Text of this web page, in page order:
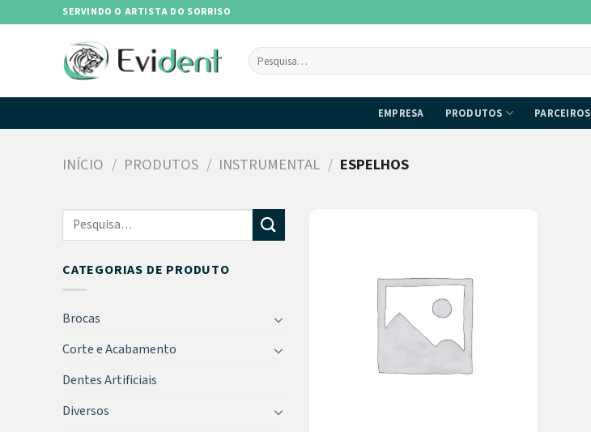
to
SERVINDO O ARTISTA DO SORRISO
Pesquisar
por:
EMPRESA PRODUTOS PARCEIROS
INÍCIO / PRODUTOS / INSTRUMENTAL / ESPELHOS
Pesquisar
por:
CATEGORIAS DE PRODUTO
Brocas
Corte e Acabamento
Dentes Artificiais
Diversos